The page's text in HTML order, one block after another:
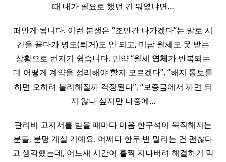
때 내가 필요로 했던 건 뭐였냐면…
떠안게 됩니다. 이런 분쟁은 “조만간 나가겠다”는 말로 시
간을 끌다가 명도(퇴거)도 안 되고, 미납 월세도 못 받는
상황으로 번지기 쉽습니다. 만약 “월세 연체가 반복되는
데 어떻게 계약을 정리해야 할지 모르겠다”, “해지 통보를
하면 오히려 불리해질까 걱정된다”, “보증금에서 까면 되
지 않나 싶지만 나중에…
관리비 고지서를 받을 때마다 마음 한구석이 묵직해지는
분들, 분명 계실 거예요. 어쩌다 한두 번 밀리는 건 괜찮다
고 생각했는데, 어느새 시간이 훌쩍 지나버려 해결하기 막